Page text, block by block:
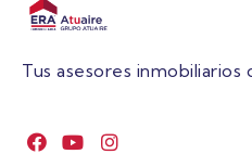
Tus asesores inmobiliarios